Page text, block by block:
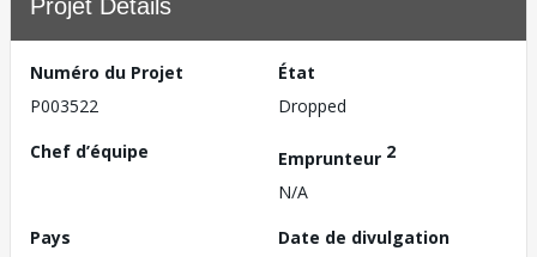
Projet Détails
Numéro du Projet
P003522
État
Dropped
Chef d’équipe
Emprunteur 2
N/A
Pays
Date de divulgation